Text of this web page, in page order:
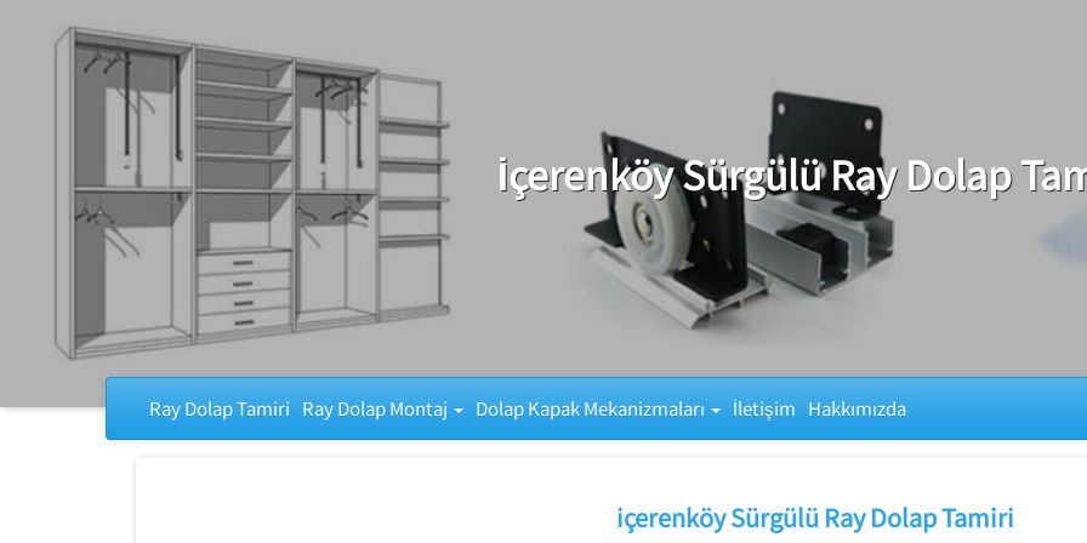
İçerenköy Sürgülü Ray Dolap
Ray Dolap Tamiri Ray Dolap Montaj Dolap Kapak Mekanizmaları İletişim Hakkımızda
içerenköy Sürgülü Ray Dolap Tamiri